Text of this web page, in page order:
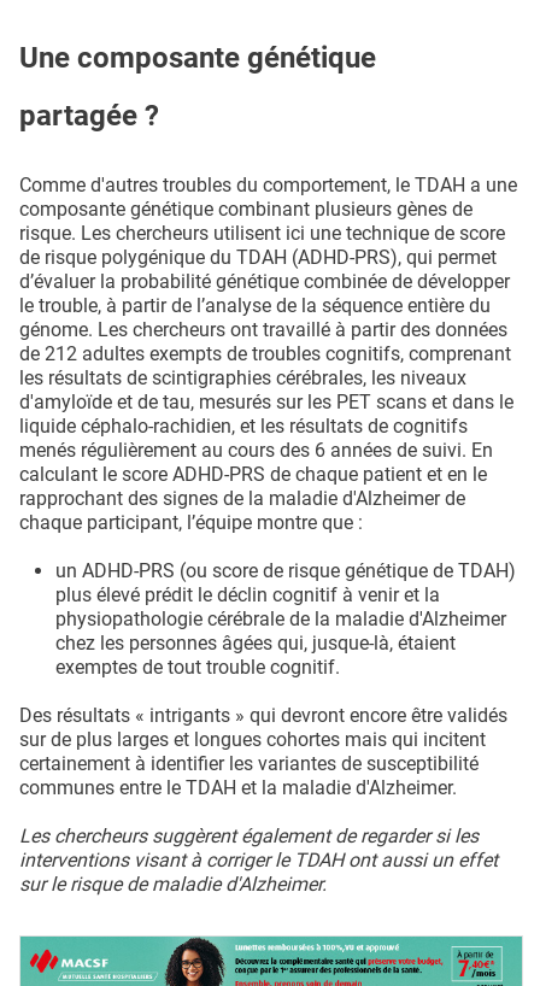
Une composante génétique
partagée ?
Comme d'autres troubles du comportement, le TDAH a une
composante génétique combinant plusieurs gènes de
risque. Les chercheurs utilisent ici une technique de score
de risque polygénique du TDAH (ADHD-PRS), qui permet
d’évaluer la probabilité génétique combinée de développer
le trouble, à partir de l’analyse de la séquence entière du
génome. Les chercheurs ont travaillé à partir des données
de 212 adultes exempts de troubles cognitifs, comprenant
les résultats de scintigraphies cérébrales, les niveaux
d'amyloïde et de tau, mesurés sur les PET scans et dans le
liquide céphalo-rachidien, et les résultats de cognitifs
menés régulièrement au cours des 6 années de suivi. En
calculant le score ADHD-PRS de chaque patient et en le
rapprochant des signes de la maladie d'Alzheimer de
chaque participant, l’équipe montre que :
un ADHD-PRS (ou score de risque génétique de TDAH)
plus élevé prédit le déclin cognitif à venir et la
physiopathologie cérébrale de la maladie d'Alzheimer
chez les personnes âgées qui, jusque-là, étaient
exemptes de tout trouble cognitif.
Des résultats « intrigants » qui devront encore être validés
sur de plus larges et longues cohortes mais qui incitent
certainement à identifier les variantes de susceptibilité
communes entre le TDAH et la maladie d'Alzheimer.
Les chercheurs suggèrent également de regarder si les
interventions visant à corriger le TDAH ont aussi un effet
sur le risque de maladie d'Alzheimer.